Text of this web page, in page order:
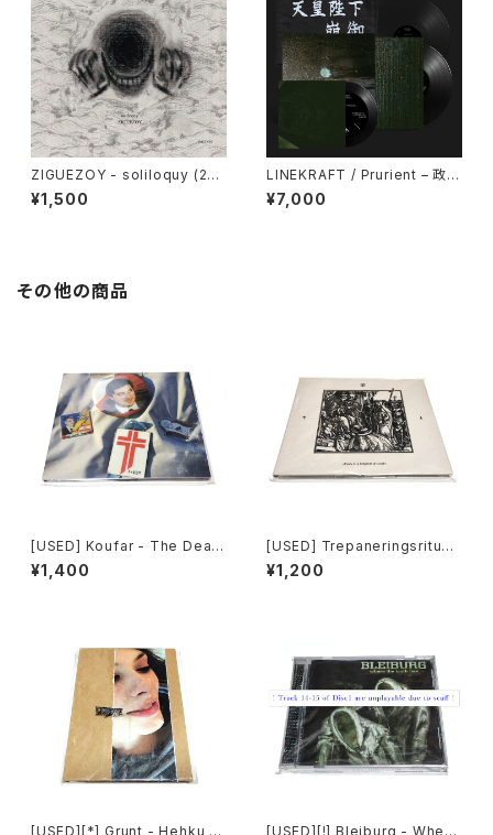
ZIGUEZOY - soliloquy (202
5) [CD]
¥1,500
LINEKRAFT / Prurient – 政府
が神の社を支配する : Govern
ment Controlled Shrines (2
¥7,000
その他の商品
[USED] Koufar - The Death
Of Myself (2010|2020) [C
D]
¥1,400
[USED] Trepaneringsritual
en - Yours Is A Kingdom O
f Death (2017) [CD]
¥1,200
[USED][*] Grunt - Hehku (2
[USED][!] Bleiburg - Where